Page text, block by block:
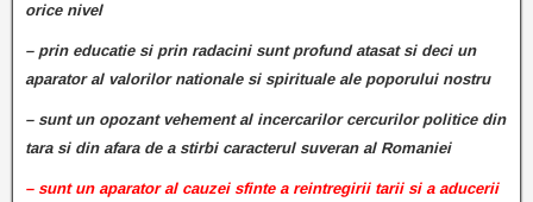
orice nivel
– prin educatie si prin radacini sunt profund atasat si deci un
aparator al valorilor nationale si spirituale ale poporului nostru
– sunt un opozant vehement al incercarilor cercurilor politice din
tara si din afara de a stirbi caracterul suveran al Romaniei
– sunt un aparator al cauzei sfinte a reintregirii tarii si a aducerii